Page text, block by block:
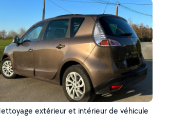
extérieur et intérieur de véhicule